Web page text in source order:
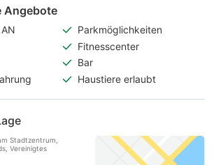
Angebote
Parkmöglichkeiten
Fitnesscenter
Bar
Haustiere erlaubt
Stadtzentrum,
Vereinigtes